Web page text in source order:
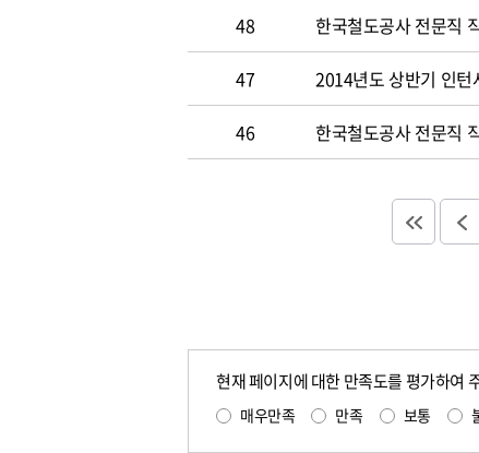
48 한국철도공사 전문직
47 2014년도 상반기 인턴
46 한국철도공사 전문직
현재 페이지에 대한 만족도를 평가하여
매우만족 만족 보통